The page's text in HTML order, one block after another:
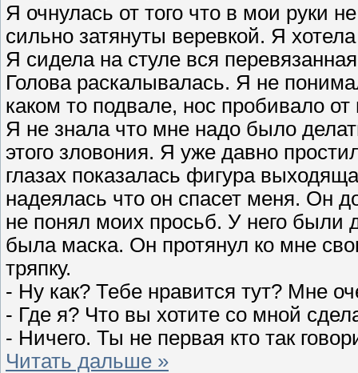
Я очнулась от того что в мои руки
сильно затянуты веревкой. Я
Я сидела на стуле вся
Голова раскалывалась. Я не
каком то подвале, нос пробивало
Я не знала что мне надо было
этого зловония. Я уже давно
глазах показалась фигура
надеялась что он спасет меня. Он
не понял моих просьб. У него были
была маска. Он протянул ко мне
тряпку.
- Ну как? Тебе нравится тут? Мне
- Где я? Что вы хотите со мной
- Ничего. Ты не первая кто так
Читать дальше »